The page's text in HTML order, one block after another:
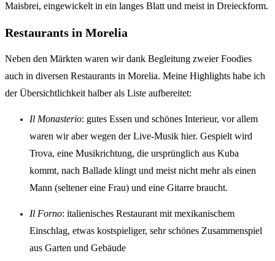
Maisbrei, eingewickelt in ein langes Blatt und meist in Dreieckform.
Restaurants in Morelia
Neben den Märkten waren wir dank Begleitung zweier Foodies
auch in diversen Restaurants in Morelia. Meine Highlights habe ich
der Übersichtlichkeit halber als Liste aufbereitet:
Il Monasterio: gutes Essen und schönes Interieur, vor allem
waren wir aber wegen der Live-Musik hier. Gespielt wird
Trova, eine Musikrichtung, die ursprünglich aus Kuba
kommt, nach Ballade klingt und meist nicht mehr als einen
Mann (seltener eine Frau) und eine Gitarre braucht.
Il Forno: italienisches Restaurant mit mexikanischem
Einschlag, etwas kostspieliger, sehr schönes Zusammenspiel
aus Garten und Gebäude